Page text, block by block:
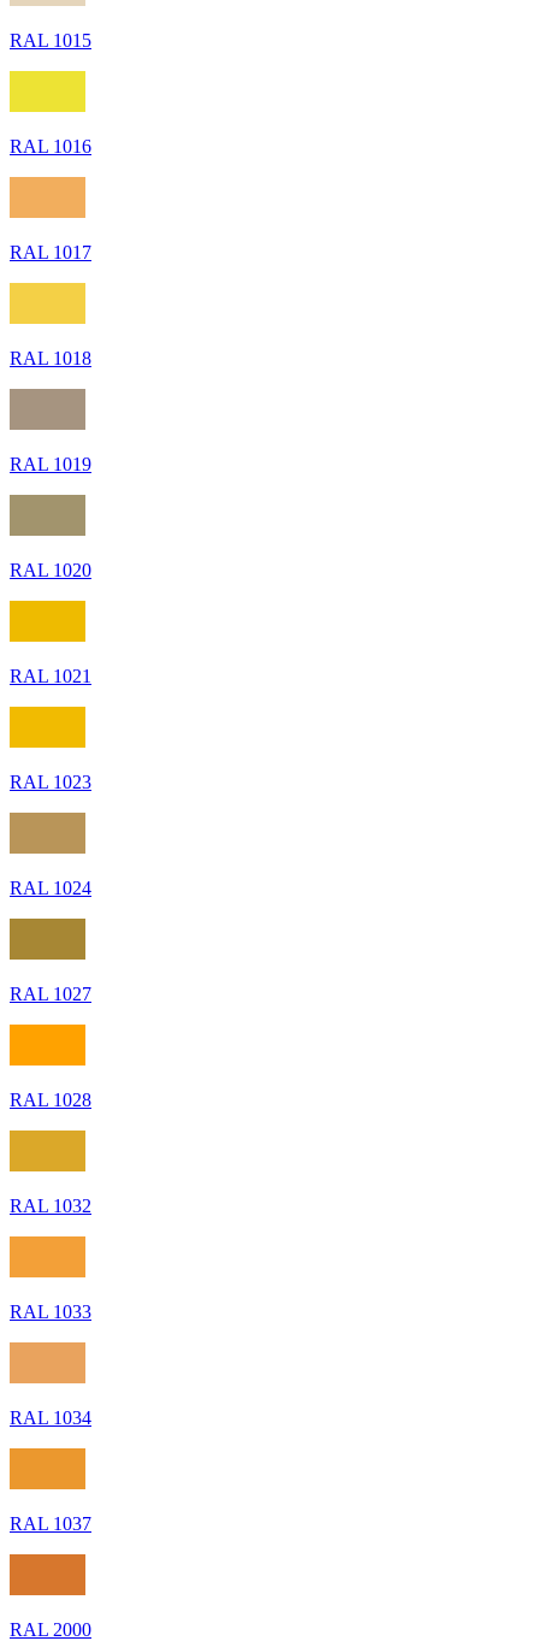
RAL 1015
RAL 1016
RAL 1017
RAL 1018
RAL 1019
RAL 1020
RAL 1021
RAL 1023
RAL 1024
RAL 1027
RAL 1028
RAL 1032
RAL 1033
RAL 1034
RAL 1037
RAL 2000